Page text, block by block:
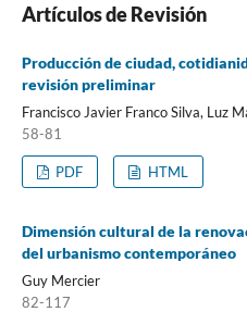
Artículos de Revisión
Producción de ciudad,
revisión preliminar
Francisco Javier Franco Silva, Luz
58-81
PDF HTML
Dimensión cultural de la
del urbanismo contemporáneo
Guy Mercier
82-117